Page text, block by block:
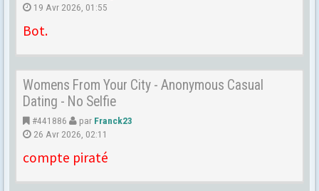
19 Avr 2026, 01:55
Bot.
Womens From Your City - Anonymous Casual
Dating - No Selfie
#441886 par Franck23
26 Avr 2026, 02:11
compte piraté